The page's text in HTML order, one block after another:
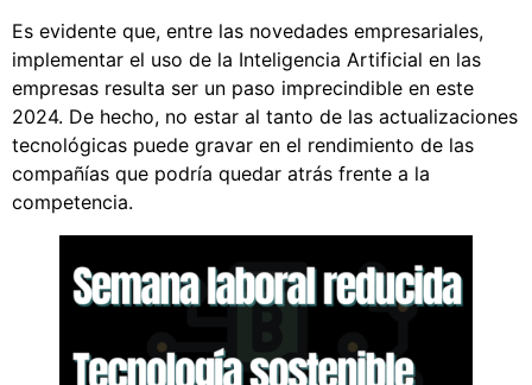
Es evidente que, entre las novedades empresariales,
implementar el uso de la Inteligencia Artificial en las
empresas resulta ser un paso imprecindible en este
2024. De hecho, no estar al tanto de las actualizaciones
tecnológicas puede gravar en el rendimiento de las
compañías que podría quedar atrás frente a la
competencia.